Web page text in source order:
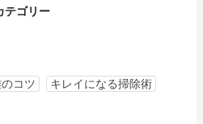
テゴリー
コツ キレイになる掃除術